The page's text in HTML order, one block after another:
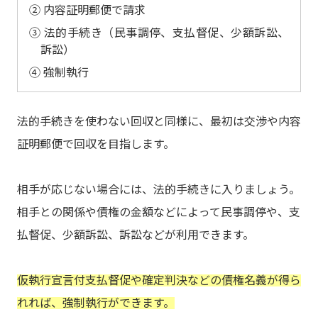
② 内容証明郵便で請求
③ 法的手続き（民事調停、支払督促、少額訴訟、
訴訟）
④ 強制執行
法的手続きを使わない回収と同様に、最初は交渉や内容
証明郵便で回収を目指します。
相手が応じない場合には、法的手続きに入りましょう。
相手との関係や債権の金額などによって民事調停や、支
払督促、少額訴訟、訴訟などが利用できます。
仮執行宣言付支払督促や確定判決などの債権名義が得ら
れれば、強制執行ができます。